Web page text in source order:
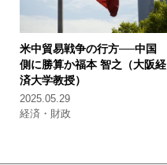
米中貿易戦争の行方──中国
側に勝算か福本 智之（大阪経
済大学教授）
2025.05.29
経済・財政